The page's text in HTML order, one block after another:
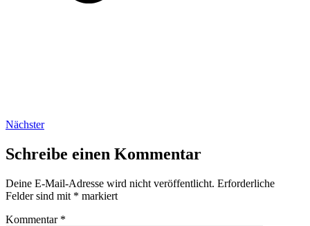
Nächster
Schreibe einen Kommentar
Deine E-Mail-Adresse wird nicht veröffentlicht. Erforderliche
Felder sind mit * markiert
Kommentar *